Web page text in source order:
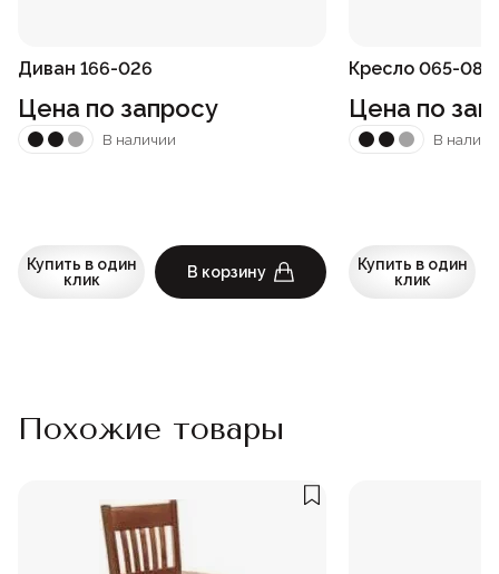
Диван 166-026
Цена по запросу
В наличии
Купить в один
клик
В корзину
Кресло 065-085
Цена по
В
Купить в один
клик
Похожие товары